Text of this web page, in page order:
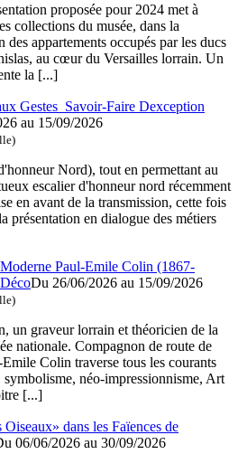
proposée pour 2024 met à
collections du musée, dans la
des appartements occupés par les ducs
au cœur du Versailles lorrain. Un
la [...]
Gestes Savoir-Faire Dexception
au 15/09/2026
Nord), tout en permettant au
escalier d'honneur nord récemment
en avant de la transmission, cette fois
présentation en dialogue des métiers
Paul-Emile Colin (1867-
Du 26/06/2026 au 15/09/2026
un graveur lorrain et théoricien de la
nationale. Compagnon de route de
Colin traverse tous les courants
symbolisme, néo-impressionnisme, Art
[...]
dans les Faïences de
06/06/2026 au 30/09/2026